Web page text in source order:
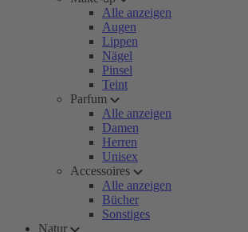
Alle anzeigen
Augen
Lippen
Nägel
Pinsel
Teint
Parfum
Alle anzeigen
Damen
Herren
Unisex
Accessoires
Alle anzeigen
Bücher
Sonstiges
Natur